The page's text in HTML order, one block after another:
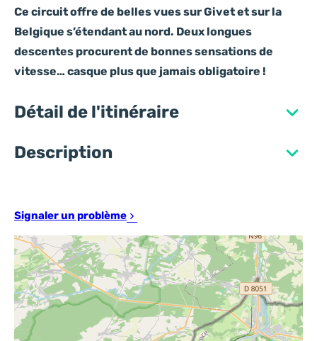
Ce circuit offre de belles vues sur Givet et sur la
Belgique s’étendant au nord. Deux longues
descentes procurent de bonnes sensations de
vitesse… casque plus que jamais obligatoire !
Détail de l'itinéraire
Description
Signaler un problème